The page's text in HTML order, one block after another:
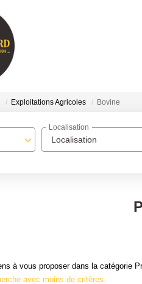
Exploitations Agricoles Bovine
Localisation
Localisation
à vous proposer dans la catégorie
avec moins de critères.